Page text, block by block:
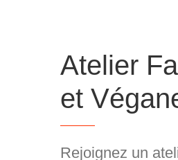
Atelier
et
Rejoignez un